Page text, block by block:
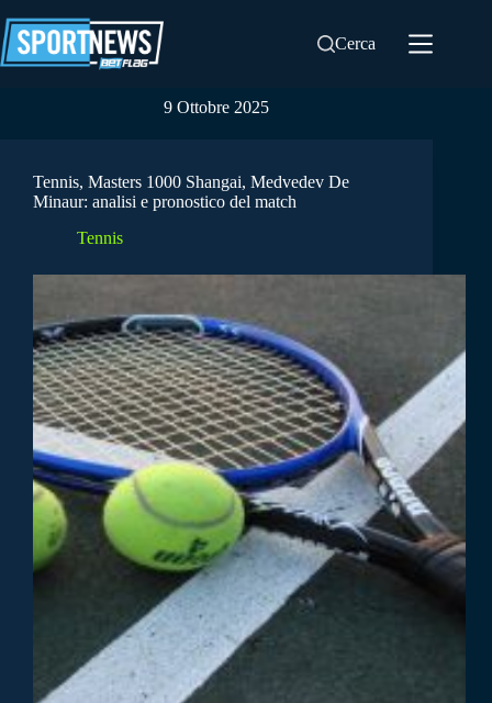
al
contenuto
Cerca
9 Ottobre 2025
Tennis, Masters 1000 Shangai, Medvedev De
Minaur: analisi e pronostico del match
Tennis